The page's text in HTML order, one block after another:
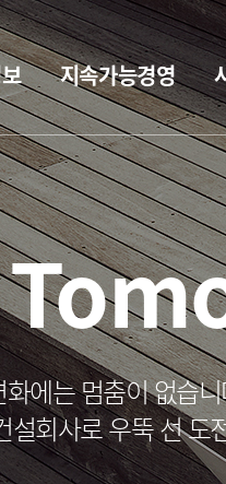
지속가능경영
에는 멈춤이 없습
회사로 우뚝 선 도